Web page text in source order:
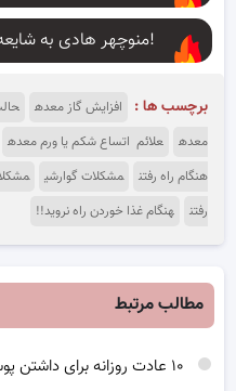
منوچهر هادی به شایعه طلاقش از یکتا ناصر پاسخ داد!
برچسب ها : افزایش گاز معده
معده
علائم اتساع شکم یا ورم معده
هنگام راه رفتن
مشکلات گوارشی
رفتن
هنگام غذا خوردن راه نروید!!
مطالب مرتبط